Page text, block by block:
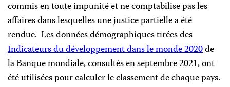
commis en toute impunité et ne comptabilise pas les
affaires dans lesquelles une justice partielle a été
rendue. Les données démographiques tirées des
Indicateurs du développement dans le monde 2020de
la Banque mondiale, consultés en septembre 2021, ont
été utilisées pour calculer le classement de chaque pays.